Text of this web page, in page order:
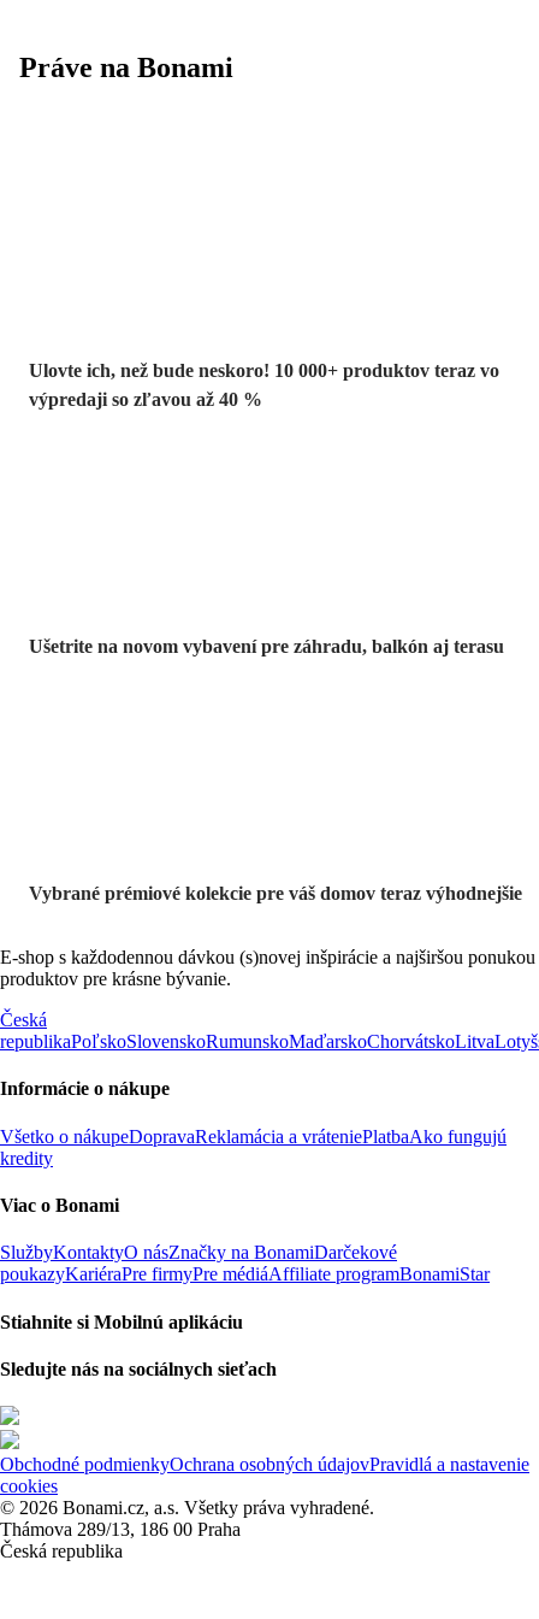
Práve na Bonami
Ulovte ich, než bude neskoro! 10 000+ produktov teraz vo
výpredaji so zľavou až 40 %
Ušetrite na novom vybavení pre záhradu, balkón aj terasu
Vybrané prémiové kolekcie pre váš domov teraz výhodnejšie
E-shop s každodennou dávkou (s)novej inšpirácie a najširšou ponukou
produktov pre krásne bývanie.
Česká
republikaPoľskoSlovenskoRumunskoMaďarskoChorvátskoLitva
Informácie o nákupe
Všetko o nákupeDopravaReklamácia a vráteniePlatbaAko fungujú
kredity
Viac o Bonami
SlužbyKontaktyO násZnačky na BonamiDarčekové
poukazyKariéraPre firmyPre médiáAffiliate programBonamiStar
Stiahnite si Mobilnú aplikáciu
Sledujte nás na sociálnych sieťach
Obchodné podmienkyOchrana osobných údajovPravidlá a nastavenie
cookies
© 2026 Bonami.cz, a.s. Všetky práva vyhradené.
Thámova 289/13, 186 00 Praha
Česká republika